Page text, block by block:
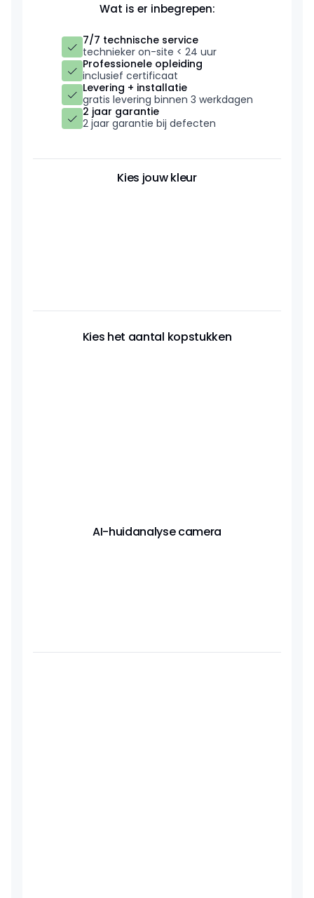
Wat is er inbegrepen:
7/7 technische service
technieker on-site < 24 uur
Professionele opleiding
inclusief certificaat
Levering + installatie
gratis levering binnen 3 werkdagen
2 jaar garantie
2 jaar garantie bij defecten
Kies jouw kleur
Kies het aantal kopstukken
AI-huidanalyse camera